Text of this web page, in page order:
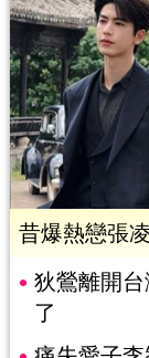
昔爆熱戀張
狄鶯離開
了